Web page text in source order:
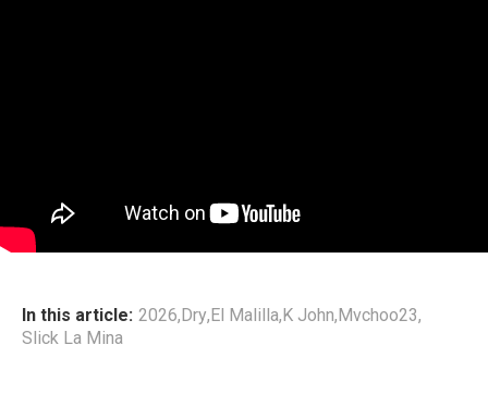
In this article: 2026,Dry,El Malilla,K John,Mvchoo23,
Slick La Mina